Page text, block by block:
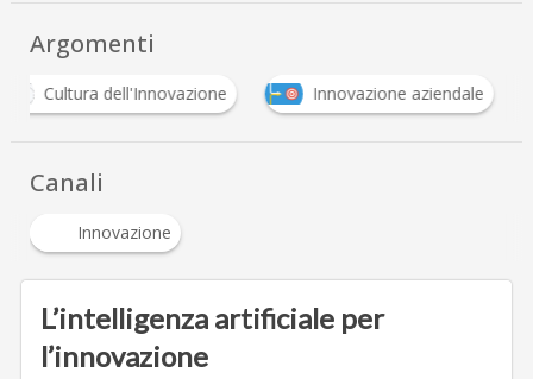
Argomenti
Cultura dell'Innovazione Innovazione aziendale
Canali
Innovazione
L’intelligenza artificiale per
l’innovazione